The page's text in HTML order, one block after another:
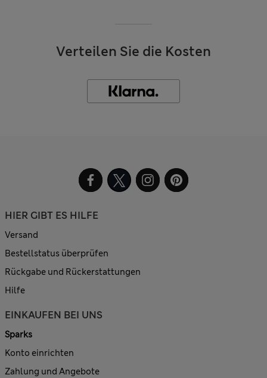
Verteilen Sie die Kosten
HIER GIBT ES HILFE
Versand
Bestellstatus überprüfen
Rückgabe und Rückerstattungen
Hilfe
EINKAUFEN BEI UNS
Sparks
Konto einrichten
Zahlung und Angebote